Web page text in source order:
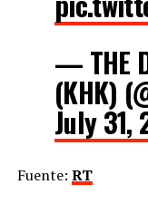
— THE
(KHK)
July 31,
Fuente: RT